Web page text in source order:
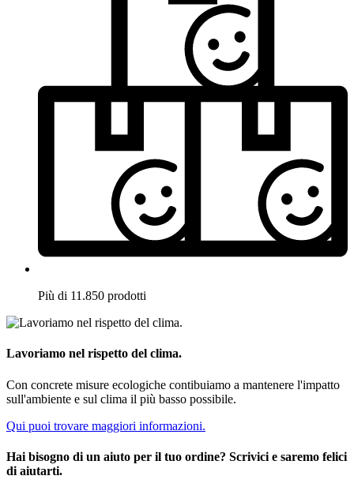
Più di 11.850 prodotti
Lavoriamo nel rispetto del clima.
Con concrete misure ecologiche contibuiamo a mantenere l'impatto
sull'ambiente e sul clima il più basso possibile.
Qui puoi trovare maggiori informazioni.
Hai bisogno di un aiuto per il tuo ordine? Scrivici e saremo felici
di aiutarti.